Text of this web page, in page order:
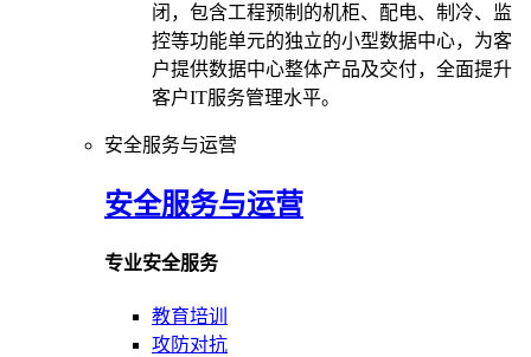
闭，包含工程预制的机柜、配电、制冷、监
控等功能单元的独立的小型数据中心，为客
户提供数据中心整体产品及交付，全面提升
客户IT服务管理水平。
安全服务与运营
安全服务与运营
专业安全服务
教育培训
攻防对抗